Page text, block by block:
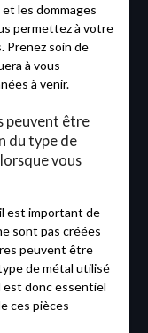
les dommages
permettez à votre
Prenez soin de
à vous
à venir.
peuvent être
du type de
vous
est important de
sont pas créées
peuvent être
de métal utilisé
est donc essentiel
ces pièces